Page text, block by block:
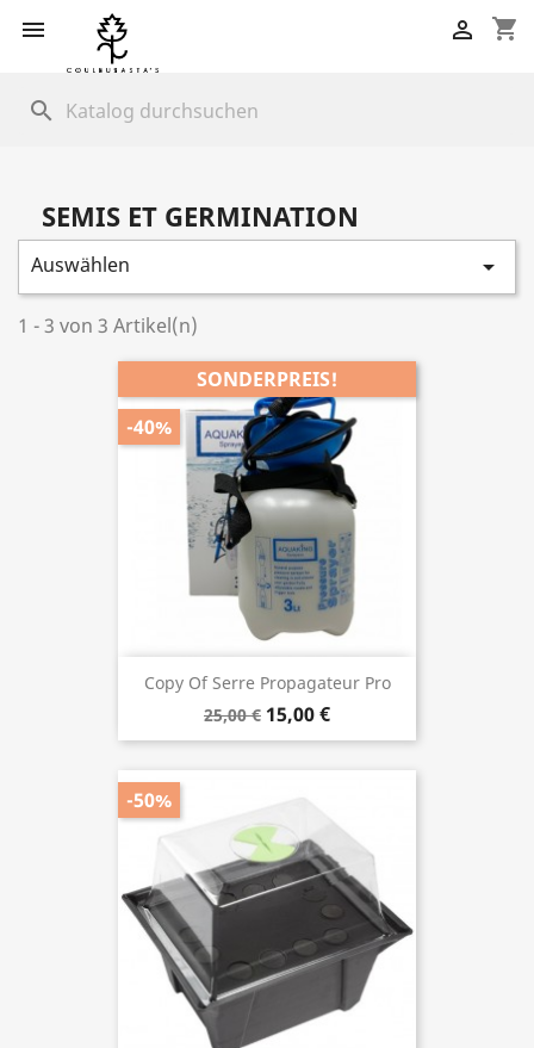
 shopping_cart

search
SEMIS ET GERMINATION
Auswählen 
1 - 3 von 3 Artikel(n)
Copy Of Serre Propagateur Pro
25,00 € 15,00 €
SONDERPREIS!
-40%
-50%